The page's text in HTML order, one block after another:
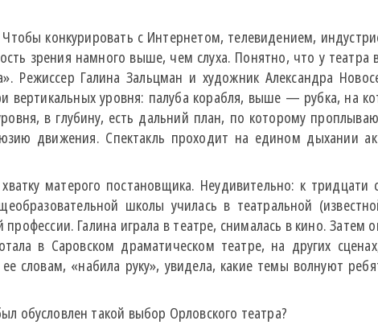
конкурировать с Интернетом, телевидением,
зрения намного выше, чем слуха. Понятно, что у
Режиссер Галина Зальцман и художник Александра
вертикальных уровня: палуба корабля, выше — рубка, на
в глубину, есть дальний план, по которому
движения. Спектакль проходит на едином дыхании
матерого постановщика. Неудивительно: к
школы училась в театральной
Галина играла в театре, снималась в кино. Затем
в Саровском драматическом театре, на других
словам, «набила руку», увидела, какие темы волнуют
обусловлен такой выбор Орловского театра?